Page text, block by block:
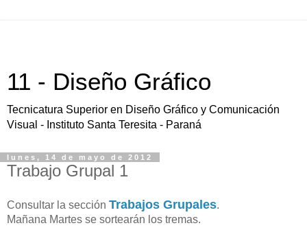
11 - Diseño Gráfico
Tecnicatura Superior en Diseño Gráfico y Comunicación
Visual - Instituto Santa Teresita - Paraná
lunes, 14 de mayo de 2012
Trabajo Grupal 1
Consultar la sección Trabajos Grupales.
Mañana Martes se sortearán los tremas.